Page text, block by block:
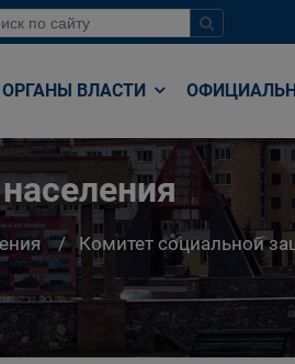
ОРГАНЫ ВЛАСТИ
Комитет социальной